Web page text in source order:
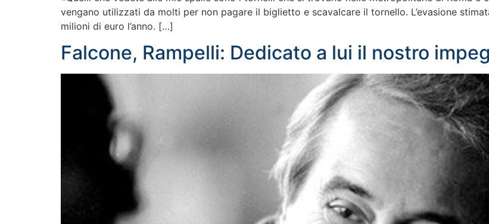
vengano utilizzati da molti per non pagare il biglietto e scavalcare il tornello. L’evasione
milioni di euro l’anno. […]
Falcone, Rampelli: Dedicato a lui il nostro